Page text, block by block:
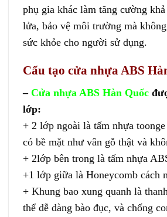
phụ gia khác làm tăng cường
lửa, bảo vệ môi trường mà
sức khỏe cho người sử dụng.
Cấu tạo cửa nhựa ABS
– Cửa nhựa ABS Hàn Quốc
lớp:
+ 2 lớp ngoài là tấm nhựa
có bề mặt như vân gỗ thật và
+ 2lớp bên trong là tấm nhựa
+1 lớp giữa là Honeycomb cách
+ Khung bao xung quanh là
thể dễ dàng bào đục, và chống